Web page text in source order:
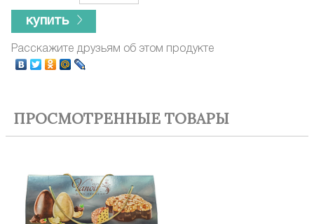
купить
Расскажите друзьям об этом продукте
ПРОСМОТРЕННЫЕ ТОВАРЫ